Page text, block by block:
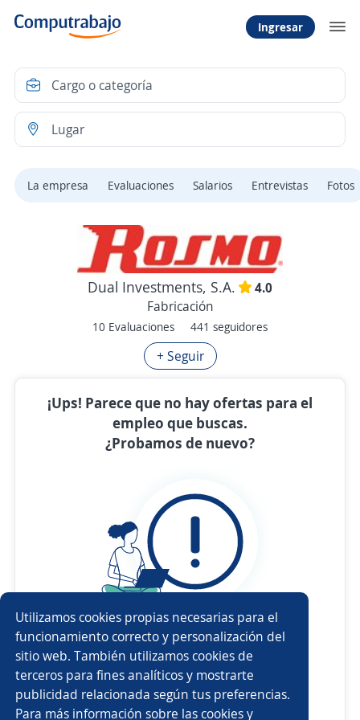
Utilizamos cookies propias necesarias para el
funcionamiento correcto y personalización del
sitio web. También utilizamos cookies de
terceros para fines analíticos y mostrarte
publicidad relacionada según tus preferencias.
Para más información sobre las cookies y
Ingresar
La empresa Evaluaciones Salarios Entrevistas Fotos
Dual Investments, S.A.
4.0
Fabricación
10 Evaluaciones 441 seguidores
+ Seguir
¡Ups! Parece que no hay ofertas para el
empleo que buscas.
¿Probamos de nuevo?
Revisala ortografía
Usa sinónimos o cargosmás generales
Ajusta los filtros seleccionados